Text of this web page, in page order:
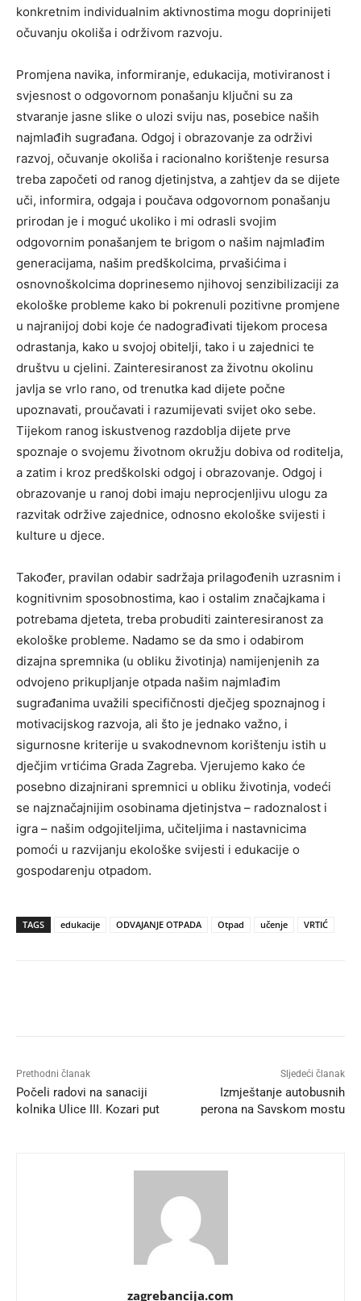
konkretnim individualnim aktivnostima mogu doprinijeti
očuvanju okoliša i održivom razvoju.
Promjena navika, informiranje, edukacija, motiviranost i
svjesnost o odgovornom ponašanju ključni su za
stvaranje jasne slike o ulozi sviju nas, posebice naših
najmlađih sugrađana. Odgoj i obrazovanje za održivi
razvoj, očuvanje okoliša i racionalno korištenje resursa
treba započeti od ranog djetinjstva, a zahtjev da se dijete
uči, informira, odgaja i poučava odgovornom ponašanju
prirodan je i moguć ukoliko i mi odrasli svojim
odgovornim ponašanjem te brigom o našim najmlađim
generacijama, našim predškolcima, prvašićima i
osnovnoškolcima doprinesemo njihovoj senzibilizaciji za
ekološke probleme kako bi pokrenuli pozitivne promjene
u najranijoj dobi koje će nadograđivati tijekom procesa
odrastanja, kako u svojoj obitelji, tako i u zajednici te
društvu u cjelini. Zainteresiranost za životnu okolinu
javlja se vrlo rano, od trenutka kad dijete počne
upoznavati, proučavati i razumijevati svijet oko sebe.
Tijekom ranog iskustvenog razdoblja dijete prve
spoznaje o svojemu životnom okružju dobiva od roditelja,
a zatim i kroz predškolski odgoj i obrazovanje. Odgoj i
obrazovanje u ranoj dobi imaju neprocjenljivu ulogu za
razvitak održive zajednice, odnosno ekološke svijesti i
kulture u djece.
Također, pravilan odabir sadržaja prilagođenih uzrasnim i
kognitivnim sposobnostima, kao i ostalim značajkama i
potrebama djeteta, treba probuditi zainteresiranost za
ekološke probleme. Nadamo se da smo i odabirom
dizajna spremnika (u obliku životinja) namijenjenih za
odvojeno prikupljanje otpada našim najmlađim
sugrađanima uvažili specifičnosti dječjeg spoznajnog i
motivacijskog razvoja, ali što je jednako važno, i
sigurnosne kriterije u svakodnevnom korištenju istih u
dječjim vrtićima Grada Zagreba. Vjerujemo kako će
posebno dizajnirani spremnici u obliku životinja, vodeći
se najznačajnijim osobinama djetinjstva – radoznalost i
igra – našim odgojiteljima, učiteljima i nastavnicima
pomoći u razvijanju ekološke svijesti i edukacije o
gospodarenju otpadom.
TAGS edukacije ODVAJANJE OTPADA Otpad učenje VRTIĆ
Prethodni članak
Počeli radovi na sanaciji
kolnika Ulice III. Kozari put
Sljedeći članak
Izmještanje autobusnih
perona na Savskom mostu
zagrebancija.com